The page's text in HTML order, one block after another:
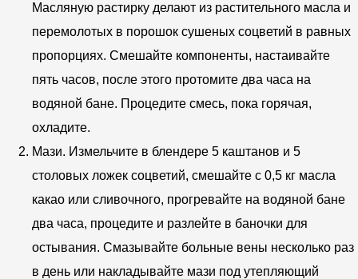
Масляную растирку делают из растительного масла и
перемолотых в порошок сушеных соцветий в равных
пропорциях. Смешайте компоненты, настаивайте
пять часов, после этого протомите два часа на
водяной бане. Процедите смесь, пока горячая,
охладите.
Мази. Измельчите в блендере 5 каштанов и 5
столовых ложек соцветий, смешайте с 0,5 кг масла
какао или сливочного, прогревайте на водяной бане
два часа, процедите и разлейте в баночки для
остывания. Смазывайте больные вены несколько раз
в день или накладывайте мази под утепляющий